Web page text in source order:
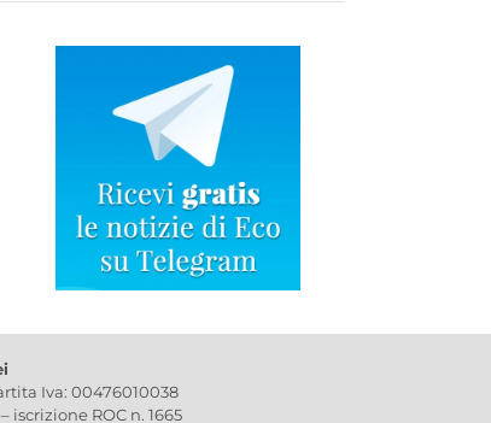
Iva: 00476010038
iscrizione ROC n. 1665